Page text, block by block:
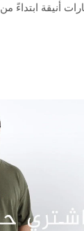
أنيقة ابتداءً من 299 جنية